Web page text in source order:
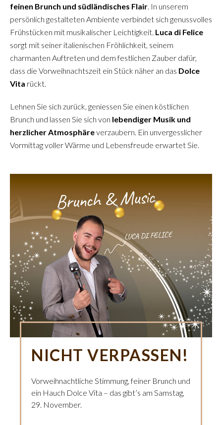
feinen Brunch und südländisches Flair. In unserem
persönlich gestalteten Ambiente verbindet sich genussvolles
Frühstücken mit musikalischer Leichtigkeit. Luca di Felice
sorgt mit seiner italienischen Fröhlichkeit, seinem
charmanten Auftreten und dem festlichen Zauber dafür,
dass die Vorweihnachtszeit ein Stück näher an das Dolce
Vita rückt.
Lehnen Sie sich zurück, geniessen Sie einen köstlichen
Brunch und lassen Sie sich von lebendiger Musik und
herzlicher Atmosphäreverzaubern. Ein unvergesslicher
Vormittag voller Wärme und Lebensfreude erwartet Sie.
NICHT VERPASSEN!
Vorweihnachtliche Stimmung, feiner Brunch und
ein Hauch Dolce Vita – das gibt’s am Samstag,
29. November.